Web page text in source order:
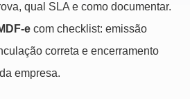
qual SLA e como documentar.
e com checklist: emissão
correta e encerramento
empresa.